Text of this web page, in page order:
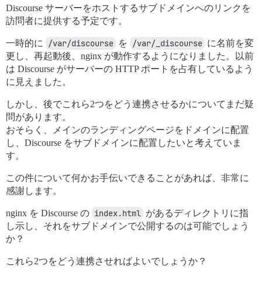
Discourse サーバーをホストするサブドメインへのリンクを
訪問者に提供する予定です。
一時的に /var/discourse を /var/_discourse に名前を変
更し、再起動後、nginx が動作するようになりました。以前
は Discourse がサーバーの HTTP ポートを占有しているよう
に見えました。
しかし、後でこれら2つをどう連携させるかについてまだ疑
問があります。
おそらく、メインのランディングページをドメインに配置
し、Discourse をサブドメインに配置したいと考えていま
す。
この件について何かお手伝いできることがあれば、非常に
感謝します。
nginx を Discourse の index.html があるディレクトリに指
し示し、それをサブドメインで公開するのは可能でしょう
か？
これら2つをどう連携させればよいでしょうか？